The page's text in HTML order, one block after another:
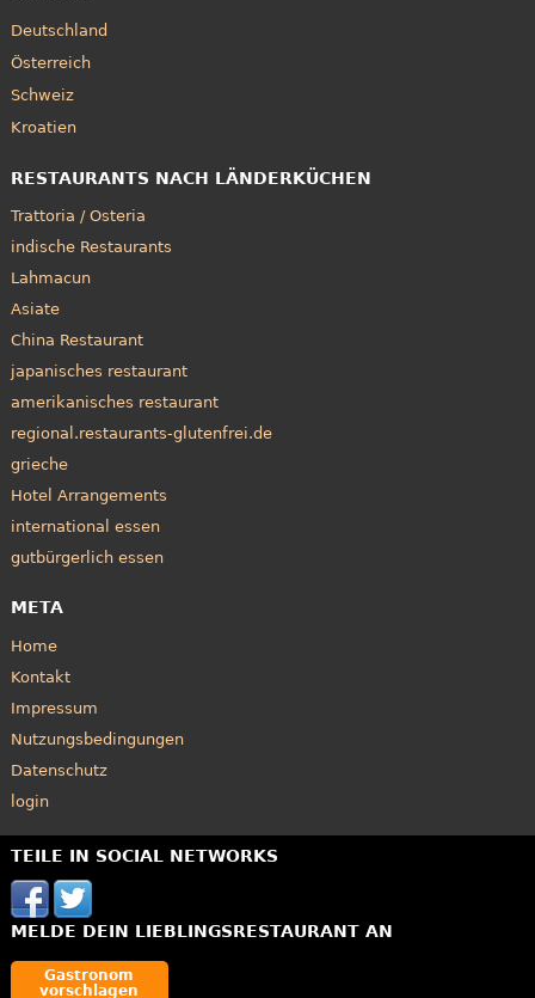
Deutschland
Österreich
Schweiz
Kroatien
RESTAURANTS NACH LÄNDERKÜCHEN
Trattoria / Osteria
indische Restaurants
Lahmacun
Asiate
China Restaurant
japanisches restaurant
amerikanisches restaurant
regional.restaurants-glutenfrei.de
grieche
Hotel Arrangements
international essen
gutbürgerlich essen
META
Home
Kontakt
Impressum
Nutzungsbedingungen
Datenschutz
login
TEILE IN SOCIAL NETWORKS
MELDE DEIN LIEBLINGSRESTAURANT AN
Gastronom
vorschlagen